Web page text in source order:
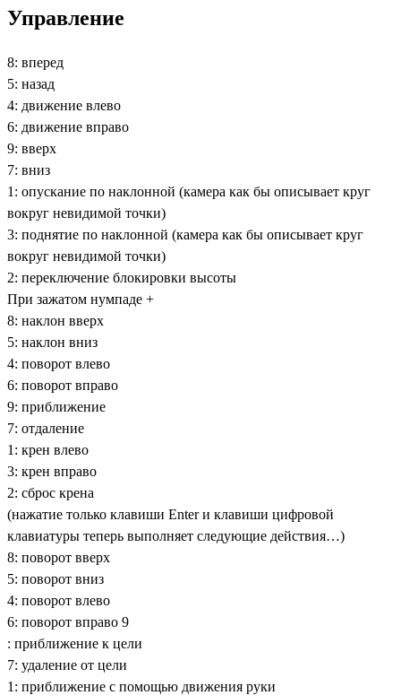
Управление
8: вперед
5: назад
4: движение влево
6: движение вправо
9: вверх
7: вниз
1: опускание по наклонной (камера как бы описывает круг
вокруг невидимой точки)
3: поднятие по наклонной (камера как бы описывает круг
вокруг невидимой точки)
2: переключение блокировки высоты
При зажатом нумпаде +
8: наклон вверх
5: наклон вниз
4: поворот влево
6: поворот вправо
9: приближение
7: отдаление
1: крен влево
3: крен вправо
2: сброс крена
(нажатие только клавиши Enter и клавиши цифровой
клавиатуры теперь выполняет следующие действия…)
8: поворот вверх
5: поворот вниз
4: поворот влево
6: поворот вправо 9
: приближение к цели
7: удаление от цели
1: приближение с помощью движения руки